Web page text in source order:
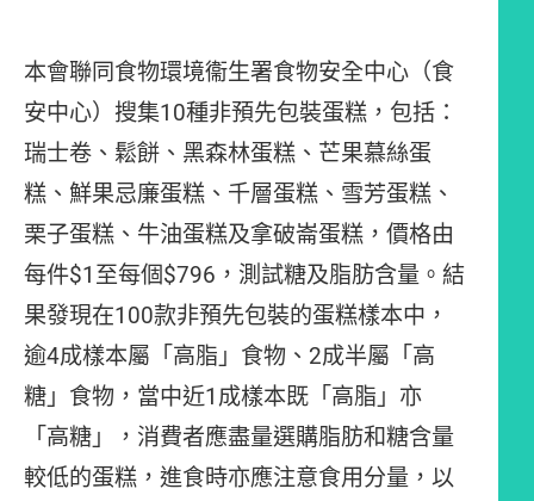
本會聯同食物環境衞生署食物安全中心（食
安中心）搜集10種非預先包裝蛋糕，包括：
瑞士卷、鬆餅、黑森林蛋糕、芒果慕絲蛋
糕、鮮果忌廉蛋糕、千層蛋糕、雪芳蛋糕、
栗子蛋糕、牛油蛋糕及拿破崙蛋糕，價格由
每件$1至每個$796，測試糖及脂肪含量。結
果發現在100款非預先包裝的蛋糕樣本中，
逾4成樣本屬「高脂」食物、2成半屬「高
糖」食物，當中近1成樣本既「高脂」亦
「高糖」，消費者應盡量選購脂肪和糖含量
較低的蛋糕，進食時亦應注意食用分量，以